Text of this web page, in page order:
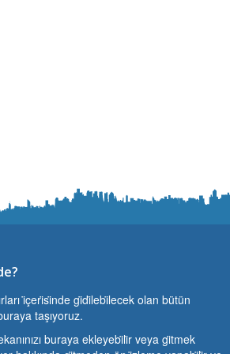
i̇çeri̇si̇nde gi̇di̇lebi̇lecek olan bütün
taşıyoruz.
buraya ekleyebi̇li̇r veya gi̇tmek